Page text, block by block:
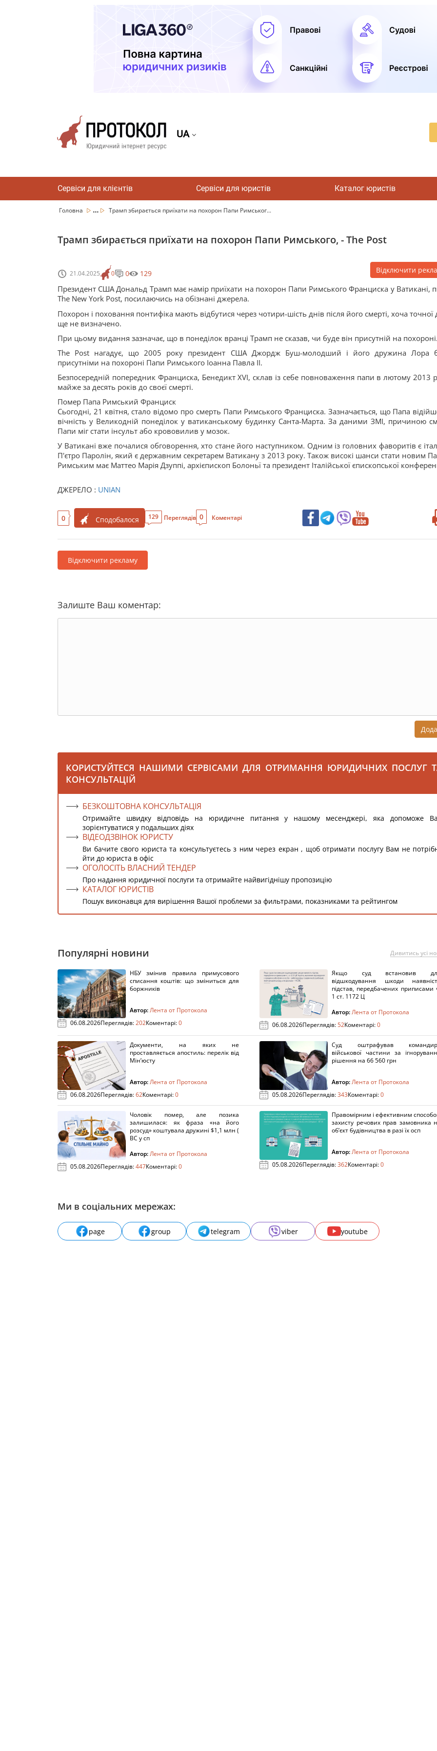
UA
Сервіси для клієнтів Сервіси для юристів Каталог юристів
Головна ... Трамп збирається приїхати на похорон Папи Римськог...
Трамп збирається приїхати на похорон Папи Римського, - The Post
21.04.2025 0 0 129 Відключити
Президент США Дональд Трамп має намір приїхати на похорон Папи Римського Франциска у Ватикані,
The New York Post, посилаючись на обізнані джерела.
Похорон і поховання понтифіка мають відбутися через чотири-шість днів після його смерті, хоча точної
ще не визначено.
При цьому видання зазначає, що в понеділок вранці Трамп не сказав, чи буде він присутній на похороні.
The Post нагадує, що 2005 року президент США Джордж Буш-молодший і його дружина Лора
присутніми на похороні Папи Римського Іоанна Павла II.
Безпосередній попередник Франциска, Бенедикт XVI, склав із себе повноваження папи в лютому 2013
майже за десять років до своєї смерті.
Помер Папа Римський Франциск
Сьогодні, 21 квітня, стало відомо про смерть Папи Римського Франциска. Зазначається, що Папа
вічність у Великодній понеділок у ватиканському будинку Санта-Марта. За даними ЗМІ, причиною
Папи міг стати інсульт або крововилив у мозок.
У Ватикані вже почалися обговорення, хто стане його наступником. Одним із головних фаворитів є
П'єтро Паролін, який є державним секретарем Ватикану з 2013 року. Також високі шанси стати новим
Римським має Маттео Марія Дзуппі, архієпископ Болоньї та президент Італійської єпископської
ДЖЕРЕЛО : UNIAN
0 Сподобалося 129 Переглядів 0 Коментарі
Відключити рекламу
Залиште Ваш коментар:
КОРИСТУЙТЕСЯ НАШИМИ СЕРВІСАМИ ДЛЯ ОТРИМАННЯ ЮРИДИЧНИХ ПОСЛУГ
КОНСУЛЬТАЦІЙ
БЕЗКОШТОВНА КОНСУЛЬТАЦІЯ
Отримайте швидку відповідь на юридичне питання у нашому месенджері, яка допоможе
зорієнтуватися у подальших діях
ВІДЕОДЗВІНОК ЮРИСТУ
Ви бачите свого юриста та консультуєтесь з ним через екран , щоб отримати послугу Вам не
йти до юриста в офіс
ОГОЛОСІТЬ ВЛАСНИЙ ТЕНДЕР
Про надання юридичної послуги та отримайте найвигіднішу пропозицію
КАТАЛОГ ЮРИСТІВ
Пошук виконавця для вирішення Вашої проблеми за фильтрами, показниками та рейтингом
Популярні новини Дивитись усі
НБУ змінив правила примусового
списання коштів: що зміниться для
боржників
Автор:Лента от Протокола
06.08.2026Переглядів:202Коментарі:0
Якщо суд встановив
відшкодування шкоди
підстав, передбачених приписами
1 ст. 1172 Ц
Автор:Лента от Протокола
06.08.2026Переглядів:52Коментарі:0
Документи, на яких не
проставляється апостиль: перелік від
Мін’юсту
Автор:Лента от Протокола
06.08.2026Переглядів:62Коментарі:0
Суд оштрафував
військової частини за
рішення на 66 560 грн
Автор:Лента от Протокола
05.08.2026Переглядів:343Коментарі:0
Чоловік помер, але позика
залишилася: як фраза «на його
розсуд» коштувала дружині $1,1 млн (
ВС у сп
Автор:Лента от Протокола
05.08.2026Переглядів:447Коментарі:0
Правомірним і ефективним
захисту речових прав замовника
об’єкт будівництва в разі їх осп
Автор:Лента от Протокола
05.08.2026Переглядів:362Коментарі:0
Ми в соціальних мережах:
page group telegram viber youtube